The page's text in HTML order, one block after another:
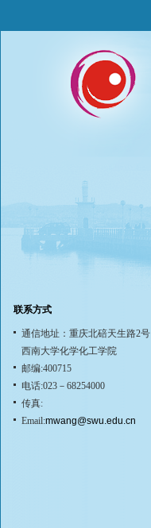
联系方式
通信地址：重庆北碚天生路2号
西南大学化学化工学院
邮编:400715
电话:023－68254000
传真:
Email:mwang@swu.edu.cn